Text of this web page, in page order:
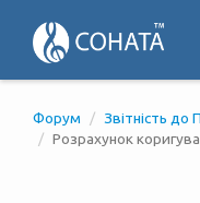
Форум
Звітність
Розрахунок